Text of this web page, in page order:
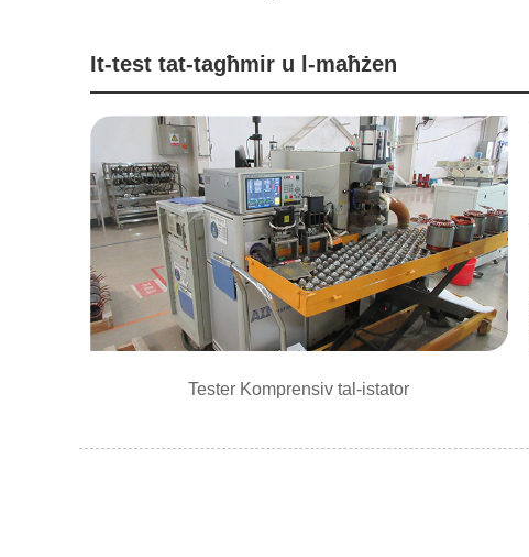
It-test tat-tagħmir u l-maħżen
Tester Komprensiv tal-istator